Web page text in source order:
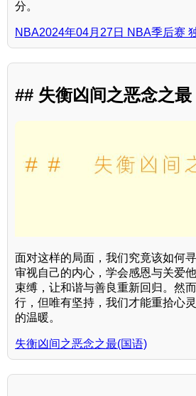
分。
NBA2024年04月27日 NBA季后赛
## 失衡凶间之恶念之最
面对这样的局面，我们究竟该如何
审视自己的内心，学会感恩与关爱
束缚，让和谐与善良重新回归。然
行，但唯有坚持，我们才能重拾心
的温暖。
失衡凶间之恶念之最(国语)